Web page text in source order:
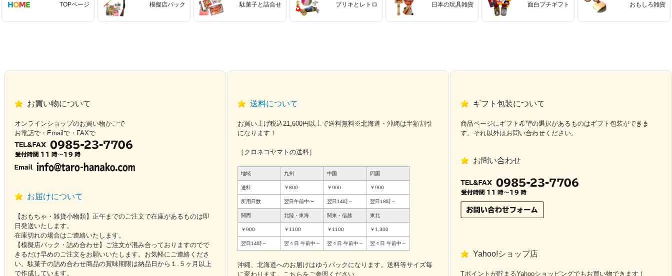
TOPページ 模擬店パック 駄菓子と詰合せ ブリキとレトロ 日本の玩具雑貨 面白プチギフト おもしろ雑貨
お買い物について
オンラインショップのお買い物かごで
お電話で・Emailで・FAXで
お届けについて
【おもちゃ・雑貨小物類】正午までのご注文で在庫があるものは即
日発送いたします。
在庫切れの場合はご連絡いたします。
【模擬店パック・詰め合わせ】ご注文が混み合っておりますのでで
きるだけ早めのご注文をお願いいたします。お気軽にご連絡くださ
い。駄菓子の詰め合わせ商品の賞味期限は納品日から１.５ヶ月以上
で作成しています。
送料について
お買い上げ税込21,600円以上で送料無料※北海道・沖縄は半額割引
になります！
［クロネコヤマトの送料］
地域 九州 中国 四国
送料 ￥800 ￥900 ￥900
所用日数 翌日午前中〜 翌日14時～ 翌日18時～
関西 北陸・東海 関東・信越 東北
￥900 ￥1100 ￥1100 ￥1,300
翌日14時～ 翌々日 午前中～ 翌々日 午前中～ 翌々日 午前中～
沖縄、北海道へのお届けはゆうパックになります。送料等サイズ毎
に変わります。こちらをご参照ください
ギフト包装について
商品ページにギフト希望の選択があるものはギフト包装ができま
す。それ以外はお問い合わせください。
お問い合わせ
Yahoo!ショップ店
Tポイントが貯まるYahooショッピングでもお買い物できます！